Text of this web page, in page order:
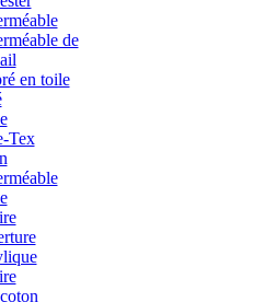
de
en toile
Tex